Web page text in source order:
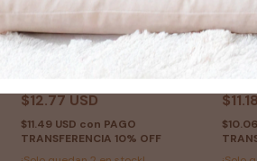
$12.77 USD
$11.49 USD con PAGO
TRANSFERENCIA 10% OFF